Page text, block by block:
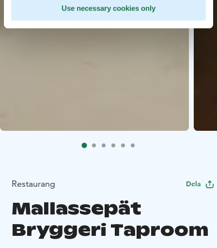
Use necessary cookies only
Restaurang Dela
Mallassepät
Bryggeri Taproom